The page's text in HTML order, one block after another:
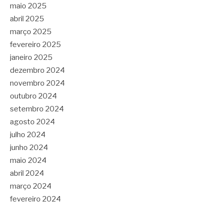
maio 2025
abril 2025
março 2025
fevereiro 2025
janeiro 2025
dezembro 2024
novembro 2024
outubro 2024
setembro 2024
agosto 2024
julho 2024
junho 2024
maio 2024
abril 2024
março 2024
fevereiro 2024